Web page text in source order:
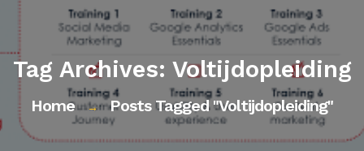
Tag Archives: Voltijdopleiding
Home → Posts Tagged "voltijdopleiding"